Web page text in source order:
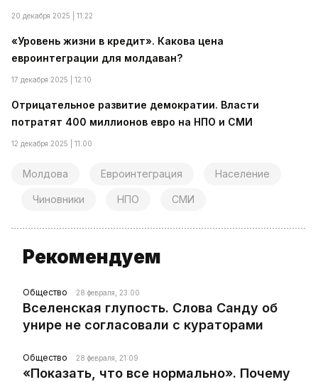
20 декабря 2025 | 11:22
«Уровень жизни в кредит». Какова цена
евроинтеграции для молдаван?
17 декабря 2025 | 12:10
Отрицательное развитие демократии. Власти
потратят 400 миллионов евро на НПО и СМИ
12 декабря 2025 | 11:00
Молдова Евроинтеграция Население
Чиновники НПО СМИ
Рекомендуем
Общество 28 февраля, 23:00
Вселенская глупость. Слова Санду об
унире не согласовали с кураторами
Общество 28 февраля, 21:09
«Показать, что все нормально». Почему